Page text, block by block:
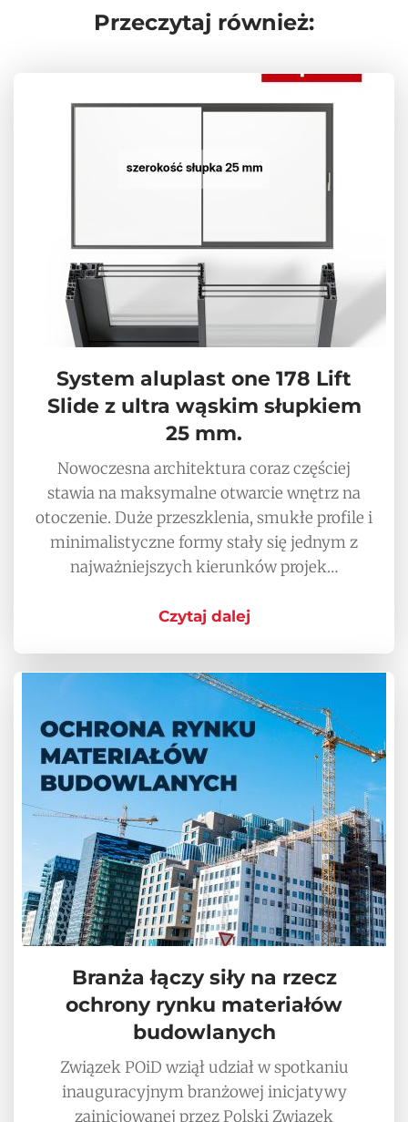
Przeczytaj również:
System aluplast one 178 Lift
Slide z ultra wąskim słupkiem
25 mm.
Nowoczesna architektura coraz częściej
stawia na maksymalne otwarcie wnętrz na
otoczenie. Duże przeszklenia, smukłe profile i
minimalistyczne formy stały się jednym z
najważniejszych kierunków projek…
Czytaj dalej
Branża łączy siły na rzecz
ochrony rynku materiałów
budowlanych
Związek POiD wziął udział w spotkaniu
inauguracyjnym branżowej inicjatywy
zainicjowanej przez Polski Związek